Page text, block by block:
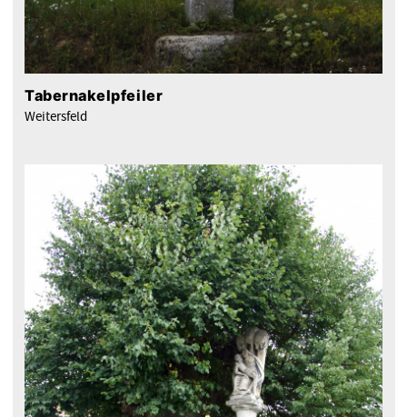
Tabernakelpfeiler
Weitersfeld